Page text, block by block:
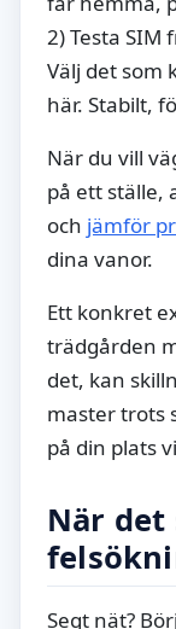
2) Testa SIM
Välj det som
här. Stabilt,
När du vill
på ett ställe,
och jämför
dina vanor.
Ett konkret
trädgården
det, kan
master trots
på din plats
När
Segt nät?